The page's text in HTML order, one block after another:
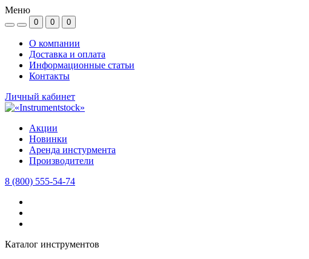
Меню
0 0 0
О компании
Доставка и оплата
Информационные статьи
Контакты
Личный кабинет
Акции
Новинки
Аренда инстурмента
Производители
8 (800) 555-54-74
Каталог инструментов